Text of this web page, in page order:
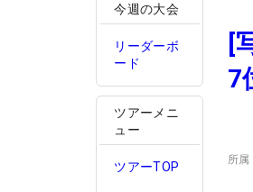
今週の大会
リーダーボ
ード
ツアーメニ
ュー
ツアーTOP
[
7
所属